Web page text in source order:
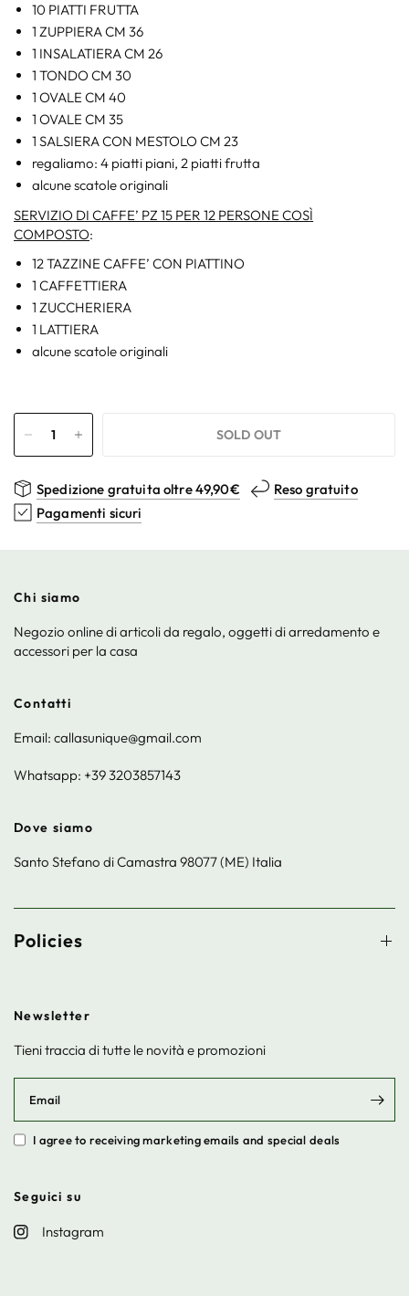
10 PIATTI FRUTTA
1 ZUPPIERA CM 36
1 INSALATIERA CM 26
1 TONDO CM 30
1 OVALE CM 40
1 OVALE CM 35
1 SALSIERA CON MESTOLO CM 23
regaliamo: 4 piatti piani, 2 piatti frutta
alcune scatole originali
SERVIZIO DI CAFFE’ PZ 15 PER 12 PERSONE COSÌ
COMPOSTO:
12 TAZZINE CAFFE’ CON PIATTINO
1 CAFFETTIERA
1 ZUCCHERIERA
1 LATTIERA
alcune scatole originali
SOLD OUT
Spedizione gratuita oltre 49,90€
Reso gratuito
Pagamenti sicuri
Chi siamo
Negozio online di articoli da regalo, oggetti di arredamento e
accessori per la casa
Contatti
Email: callasunique@gmail.com
Whatsapp: +39 3203857143
Dove siamo
Santo Stefano di Camastra 98077 (ME) Italia
Policies
Newsletter
Tieni traccia di tutte le novità e promozioni
Email
I agree to receiving marketing emails and special deals
Seguici su
Instagram